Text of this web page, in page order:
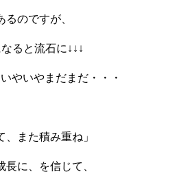
のですが、
ると流石に↓↓↓
やいやまだまだ・・・
、また積み重ね」
に、を信じて、